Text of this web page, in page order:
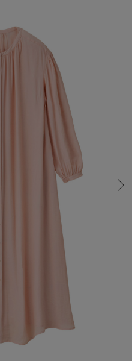
ート
）
ワンピース
トップス
パンツ
スカート
パジャマ
インナー
雑貨
ベビー
MAX55%OFF ブラックフ
【37周年祭セール】
【37周年祭セール】
【15℃】3月下旬～
【〜10℃】3月中旬
動きやすく着回しで
涼しくて可愛い「ワ
強撚スムース(コスパ
【おまとめ割】パジ
カジュアル
デニム
レギンス
オフィス
ジャケット派
きれいめトップス派
きれいめスカート派
きれいめ美脚パンツ派
ツィード派
王道シンプル派
セットアップ派
マタニティパジャマ
マタニティインナー
ベビー
【オフィスカジュア
【オフィスカジュア
レギンスタイプ
パンツタイプ
【フォーマル】ワン
【フォーマル】ボト
【フォーマル】トッ
【ベビー】長袖
【ベビー】半袖
【ベビー】グッズ
ハンカチ
2WAYオール
コンビ肌着
セット
快適ウェア10%OFF
快適ウェア10%OFF
セットアップ・ レイ
Aライン ・フレアワ
Iライン ・タイトシ
ジャンパースカート/
ワーク・オフィス
カジュアル
フォーマル / オケー
あったかアイテム｜
〜3,000円（税込）
〜5,000円（税込）
〜10,000円（税込）
10,001円（税込）〜
女の子におススメの
男の子におススメの
定番ギフト
もらって嬉しいギフト
かわいくておもしろ
何枚あっても嬉しい
長く使えるアイテム
薄くてあったか
綿混素材
腹巻・ひざ上パンツ
保温&リカバリー
レギンス・タイツ
カップ付きインナー
あったか度◎
裏起毛素材
入院してすぐ使うグ
赤ちゃんへ使うもの
産後に使うグッズ
【冬のあったか特集
【冬のあったか特集
【冬のあったか特集
【冬のあったか特集
ギャザーフレアルームワンピー
く使える】
ートに入れる
じる